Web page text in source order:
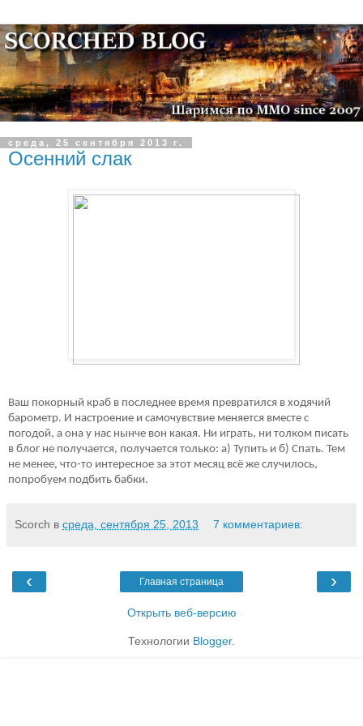
среда, 25 сентября 2013 г.
Осенний слак
Ваш покорный краб в последнее время превратился в ходячий
барометр. И настроение и самочувствие меняется вместе с
погодой, а она у нас нынче вон какая. Ни играть, ни толком писать
в блог не получается, получается только: а) Тупить и б) Спать. Тем
не менее, что-то интересное за этот месяц всё же случилось,
попробуем подбить бабки.
Scorch в среда, сентября 25, 2013 7 комментариев:
‹ ›
Главная страница
Открыть веб-версию
Технологии Blogger.